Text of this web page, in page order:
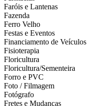
Faróis e Lantenas
Fazenda
Ferro Velho
Festas e Eventos
Financiamento de Veículos
Fisioterapia
Floricultura
Floricultura/Sementeira
Forro e PVC
Foto / Filmagem
Fotógrafo
Fretes e Mudanças